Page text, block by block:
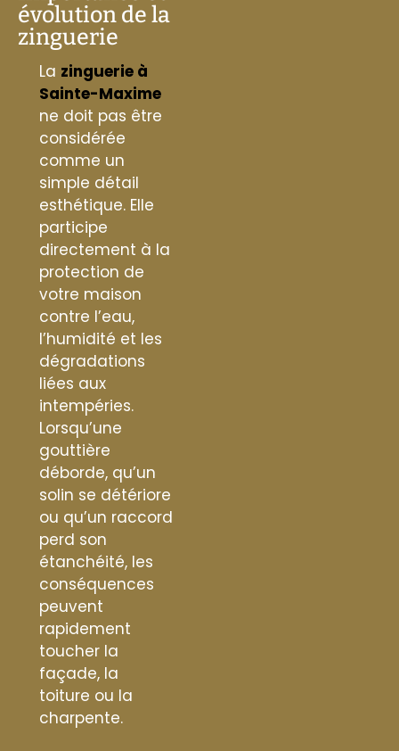
évolution de la
zinguerie
La zinguerie à
Sainte-Maxime
ne doit pas être
considérée
comme un
simple détail
esthétique. Elle
participe
directement à la
protection de
votre maison
contre l’eau,
l’humidité et les
dégradations
liées aux
intempéries.
Lorsqu’une
gouttière
déborde, qu’un
solin se détériore
ou qu’un raccord
perd son
étanchéité, les
conséquences
peuvent
rapidement
toucher la
façade, la
toiture ou la
charpente.